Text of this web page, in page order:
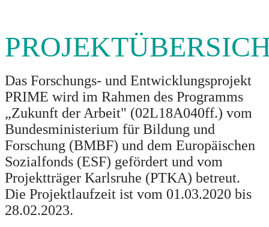
Das Forschungs- und Entwicklungsprojekt
PRIME wird im Rahmen des Programms
„Zukunft der Arbeit" (02L18A040ff.) vom
Bundesministerium für Bildung und
Forschung (BMBF) und dem Europäischen
Sozialfonds (ESF) gefördert und vom
Projektträger Karlsruhe (PTKA) betreut.
Die Projektlaufzeit ist vom 01.03.2020 bis
28.02.2023.